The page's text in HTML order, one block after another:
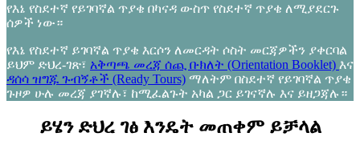
የእኔ የስደተኛ የይገባኛል ጥያቄ በካናዳ ውስጥ የስደተኛ ጥያቄ ለሚያደርጉ
ሰዎች ነው።
የእኔ የስደተኛ ይገባኛል ጥያቄ እርሶን ለመርዳት ሶስት መርጃዎችን ያቀርባል
ይህም ድህረ-ገጽ፣ አቅጣጫ መረጃ ሰጪ ቡክለት (Orientation Booklet) እና
ዳሰሳ ዝግጁ ጉብኝቶች (Ready Tours) ማለትም በስደተኛ የይገባኛል ጥያቄ
ጉዞዎ ሁሉ መረጃ ያገኛሉ፣ ከሚፈልጉት አካል ጋር ይገናኛሉ እና ይዘጋጃሉ።
ይሄን ድህረ ገፅ እንዴት መጠቀም ይቻላል